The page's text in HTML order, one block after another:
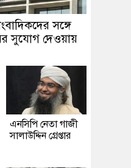
সঙ্গে
সুযোগ দেওয়ায়
এনসিপি নেতা গাজী
সালাউদ্দিন গ্রেপ্তার